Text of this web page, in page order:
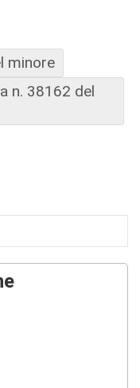
minore
n. 38162 del